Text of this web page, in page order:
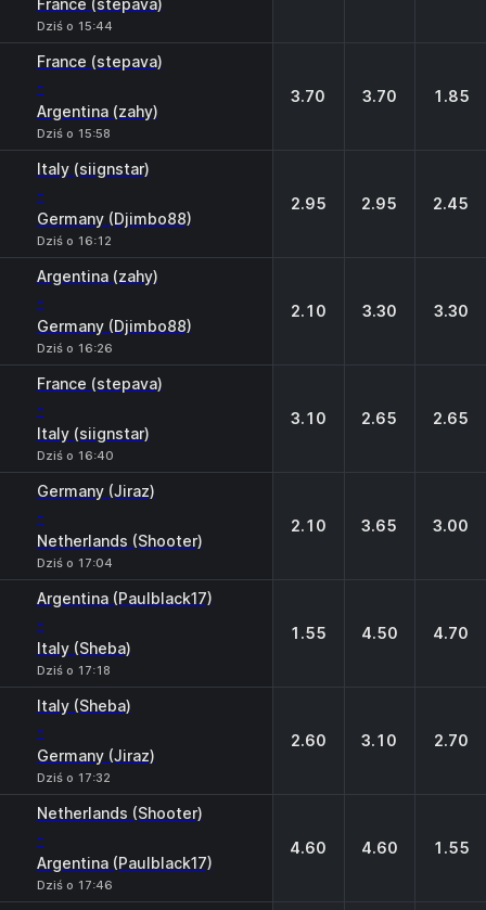
France (stepava)
Dziś o 15:44
France (stepava)
-
Argentina (zahy)
Dziś o 15:58
3.70 3.70 1.85
Italy (siignstar)
-
Germany (Djimbo88)
Dziś o 16:12
2.95 2.95 2.45
Argentina (zahy)
-
Germany (Djimbo88)
Dziś o 16:26
2.10 3.30 3.30
France (stepava)
-
Italy (siignstar)
Dziś o 16:40
3.10 2.65 2.65
Germany (Jiraz)
-
Netherlands (Shooter)
Dziś o 17:04
2.10 3.65 3.00
Argentina (Paulblack17)
-
Italy (Sheba)
Dziś o 17:18
1.55 4.50 4.70
Italy (Sheba)
-
Germany (Jiraz)
Dziś o 17:32
2.60 3.10 2.70
Netherlands (Shooter)
-
Argentina (Paulblack17)
Dziś o 17:46
4.60 4.60 1.55